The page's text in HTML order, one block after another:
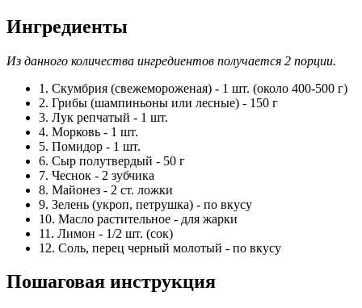
Ингредиенты
Из данного количества ингредиентов получается 2 порции.
1. Скумбрия (свежемороженая) - 1 шт. (около 400-500 г)
2. Грибы (шампиньоны или лесные) - 150 г
3. Лук репчатый - 1 шт.
4. Морковь - 1 шт.
5. Помидор - 1 шт.
6. Сыр полутвердый - 50 г
7. Чеснок - 2 зубчика
8. Майонез - 2 ст. ложки
9. Зелень (укроп, петрушка) - по вкусу
10. Масло растительное - для жарки
11. Лимон - 1/2 шт. (сок)
12. Соль, перец черный молотый - по вкусу
Пошаговая инструкция